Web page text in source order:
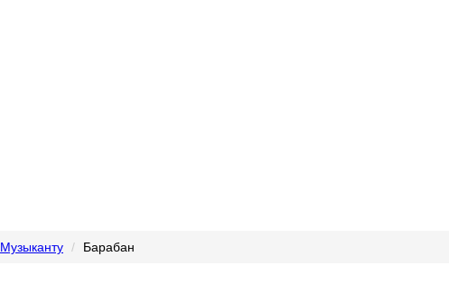
Музыканту Барабан